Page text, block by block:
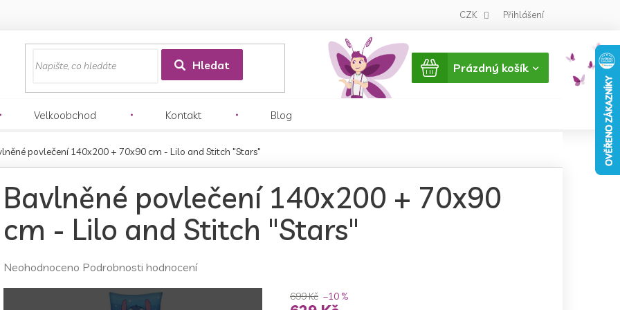
CZK Přihlášení
Hledat
Nákupní
košík
Prázdný košík
Velkoobchod Kontakt Blog
povlečení 140x200 + 70x90 cm - Lilo and Stitch "Stars"
Bavlněné povlečení 140x200 + 70x90
cm - Lilo and Stitch "Stars"
Průměrné
Neohodnoceno Podrobnosti hodnocení
699 Kč –10 %